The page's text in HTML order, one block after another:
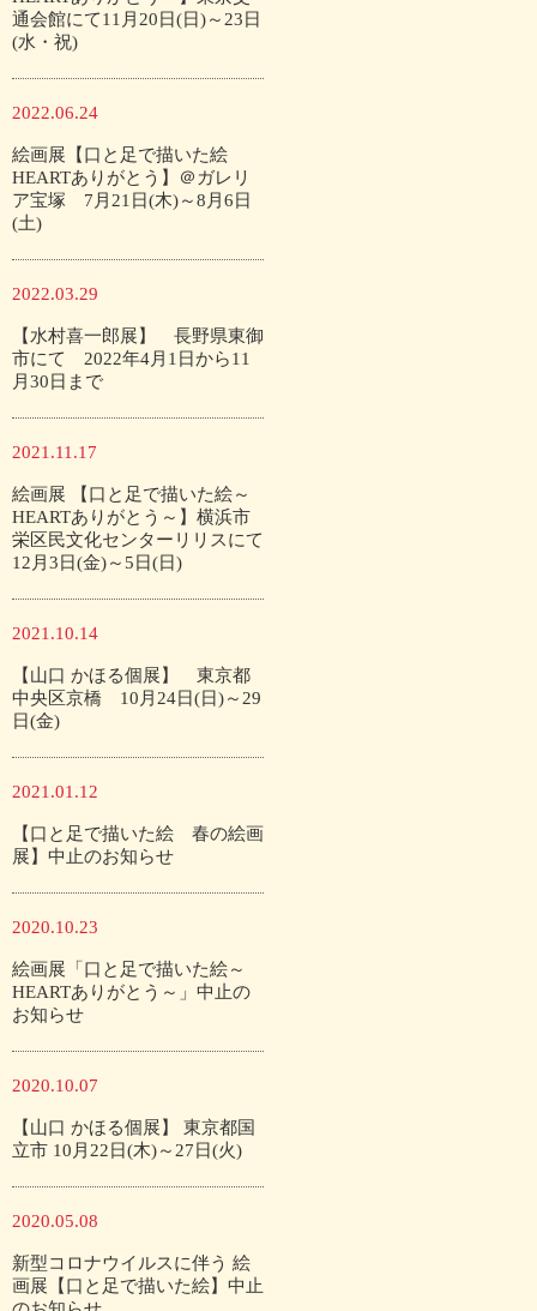
通会館にて11月20日(日)～23日
(水・祝)
2022.06.24
絵画展【口と足で描いた絵
HEARTありがとう】＠ガレリ
ア宝塚 7月21日(木)～8月6日
(土)
2022.03.29
【水村喜一郎展】 長野県東御
市にて 2022年4月1日から11
月30日まで
2021.11.17
絵画展 【口と足で描いた絵～
HEARTありがとう～】横浜市
栄区民文化センターリリスにて
12月3日(金)～5日(日)
2021.10.14
【山口 かほる個展】 東京都
中央区京橋 10月24日(日)～29
日(金)
2021.01.12
【口と足で描いた絵 春の絵画
展】中止のお知らせ
2020.10.23
絵画展「口と足で描いた絵～
HEARTありがとう～」中止の
お知らせ
2020.10.07
【山口 かほる個展】 東京都国
立市 10月22日(木)～27日(火)
2020.05.08
新型コロナウイルスに伴う 絵
画展【口と足で描いた絵】中止